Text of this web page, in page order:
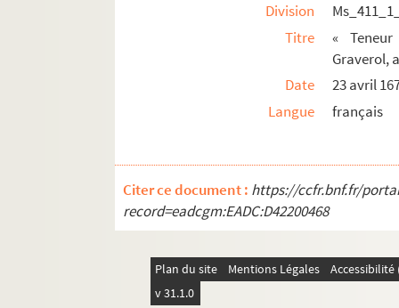
Ms_438. Observations météorologiques, faites
Ms_439. « Materia medicalis »
Ms_440. « Tractatus de morbis venereis,
Ms_444. « Maladies de la tête »
Ms_445. [Formules pharmaceutiques]
Ms_447. « Classification des fièvres, ou
Ms_448. « Depravata humani corporis
Division
Titre
«
Graverol,
Date
23 avril
Langue
français
Citer ce document : https://ccfr.bnf.fr/
record=eadcgm:EADC:D42200468
Plan du site Mentions Légales
v 31.1.0